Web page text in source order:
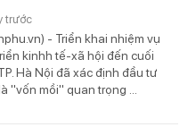
trước
- Triển khai nhiệm vụ
kinhh tế-xã hội đến cuối
Hà Nội đã xác định đầu tư
"vốn mồi" quan trọng ...